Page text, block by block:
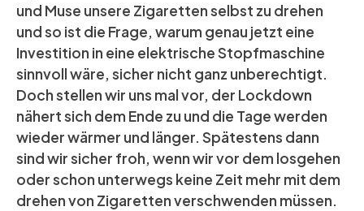
und Muse unsere Zigaretten selbst zu drehen
und so ist die Frage, warum genau jetzt eine
Investition in eine elektrische Stopfmaschine
sinnvoll wäre, sicher nicht ganz unberechtigt.
Doch stellen wir uns mal vor, der Lockdown
nähert sich dem Ende zu und die Tage werden
wieder wärmer und länger. Spätestens dann
sind wir sicher froh, wenn wir vor dem losgehen
oder schon unterwegs keine Zeit mehr mit dem
drehen von Zigaretten verschwenden müssen.